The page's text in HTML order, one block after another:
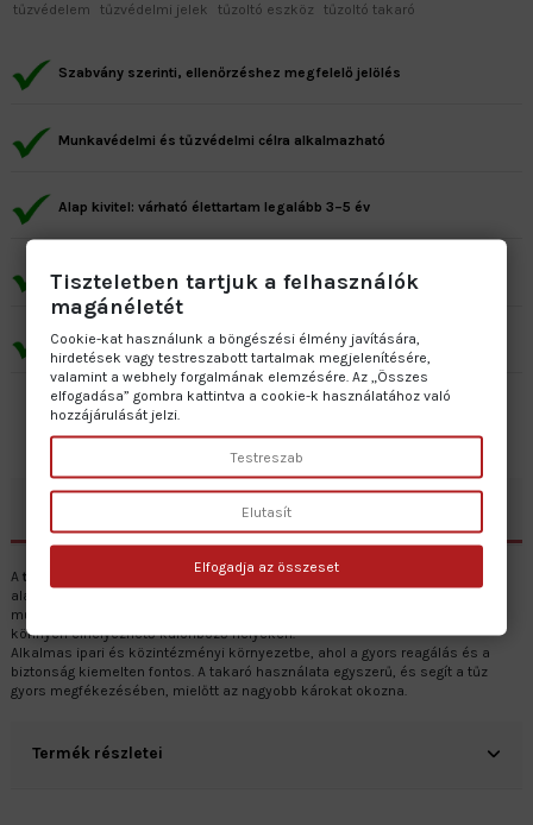
tűzvédelem tűzvédelmi jelek tűzoltó eszköz tűzoltó takaró
Szabvány szerinti, ellenőrzéshez megfelelő jelölés
Munkavédelmi és tűzvédelmi célra alkalmazható
Alap kivitel: várható élettartam legalább 3–5 év
Prémium kivitel: várható élettartam minimum 7–10 év
Gyártás: 2–5 munkanap • Szállítás: 1 munkanap
A tűzoltó takaró
hatékony eszköz a kisebb tüzek eloltására. Többféle
alapanyagból készül, például 1 mm műanyaglemezből, utánvilágító
műanyaglemezből és öntapadós vinilből. Mérete egységesen 15x15 cm, így
könnyen elhelyezhető különböző helyeken.
Alkalmas ipari és közintézményi környezetbe, ahol a gyors reagálás és a
biztonság kiemelten fontos. A takaró használata egyszerű, és segít a tűz
gyors megfékezésében, mielőtt az nagyobb károkat okozna.
Termék részletei
Tiszteletben tartjuk a felhasználók
magánéletét
Cookie-kat használunk a böngészési élmény javítására,
hirdetések vagy testreszabott tartalmak megjelenítésére,
valamint a webhely forgalmának elemzésére. Az „Összes
elfogadása” gombra kattintva a cookie-k használatához való
hozzájárulását jelzi.
Testreszab
Elutasít
Elfogadja az összeset